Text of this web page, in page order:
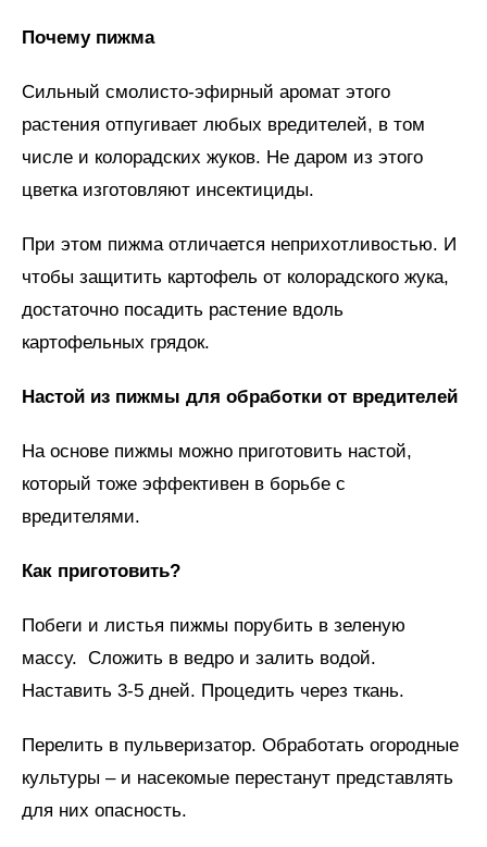
Почему пижма
Сильный смолисто-эфирный аромат этого
растения отпугивает любых вредителей, в том
числе и колорадских жуков. Не даром из этого
цветка изготовляют инсектициды.
При этом пижма отличается неприхотливостью. И
чтобы защитить картофель от колорадского жука,
достаточно посадить растение вдоль
картофельных грядок.
Настой из пижмы для обработки от вредителей
На основе пижмы можно приготовить настой,
который тоже эффективен в борьбе с
вредителями.
Как приготовить?
Побеги и листья пижмы порубить в зеленую
массу. Сложить в ведро и залить водой.
Наставить 3-5 дней. Процедить через ткань.
Перелить в пульверизатор. Обработать огородные
культуры – и насекомые перестанут представлять
для них опасность.